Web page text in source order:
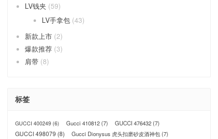
LV钱夹 (59)
LV手拿包 (43)
新款上市 (2)
爆款推荐 (3)
肩带 (8)
标签
GUCCI 400249 (6) Gucci 410812(7) GUCCI 476432(7)
GUCCI 498079 (8) Gucci Dionysus 虎头扣磨砂皮酒神包(7)